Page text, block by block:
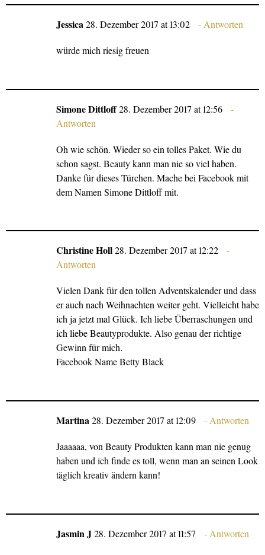
Jessica28. Dezember 2017 at 13:02 Antworten
würde mich riesig freuen
Simone Dittloff28. Dezember 2017 at 12:56
Antworten
Oh wie schön. Wieder so ein tolles Paket. Wie du
schon sagst. Beauty kann man nie so viel haben.
Danke für dieses Türchen. Mache bei Facebook mit
dem Namen Simone Dittloff mit.
Christine Holl28. Dezember 2017 at 12:22
Antworten
Vielen Dank für den tollen Adventskalender und dass
er auch nach Weihnachten weiter geht. Vielleicht habe
ich ja jetzt mal Glück. Ich liebe Überraschungen und
ich liebe Beautyprodukte. Also genau der richtige
Gewinn für mich.
Facebook Name Betty Black
Martina28. Dezember 2017 at 12:09 Antworten
Jaaaaaa, von Beauty Produkten kann man nie genug
haben und ich finde es toll, wenn man an seinen Look
täglich kreativ ändern kann!
Jasmin J28. Dezember 2017 at 11:57 Antworten